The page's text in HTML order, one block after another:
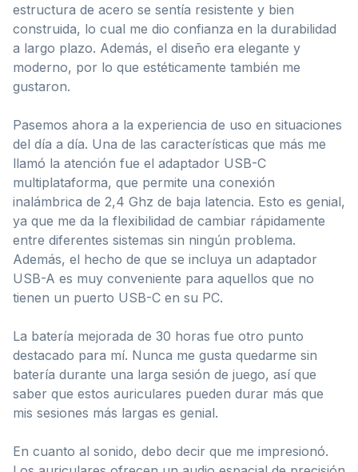
estructura de acero se sentía resistente y bien
construida, lo cual me dio confianza en la durabilidad
a largo plazo. Además, el diseño era elegante y
moderno, por lo que estéticamente también me
gustaron.
Pasemos ahora a la experiencia de uso en situaciones
del día a día. Una de las características que más me
llamó la atención fue el adaptador USB-C
multiplataforma, que permite una conexión
inalámbrica de 2,4 Ghz de baja latencia. Esto es genial,
ya que me da la flexibilidad de cambiar rápidamente
entre diferentes sistemas sin ningún problema.
Además, el hecho de que se incluya un adaptador
USB-A es muy conveniente para aquellos que no
tienen un puerto USB-C en su PC.
La batería mejorada de 30 horas fue otro punto
destacado para mí. Nunca me gusta quedarme sin
batería durante una larga sesión de juego, así que
saber que estos auriculares pueden durar más que
mis sesiones más largas es genial.
En cuanto al sonido, debo decir que me impresionó.